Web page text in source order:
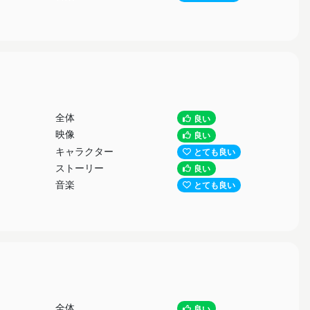
全体 良い
映像 良い
キャラクター とても良い
ストーリー 良い
音楽 とても良い